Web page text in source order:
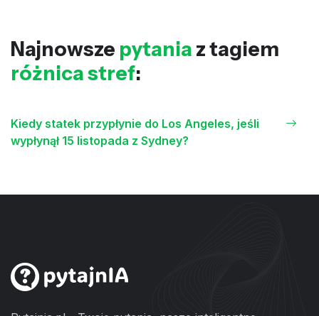
Najnowsze pytania z tagiem
różnica stref:
Kiedy statek przypłynie do Los Angeles, jeśli
wypłynął 15 listopada z Sydney?